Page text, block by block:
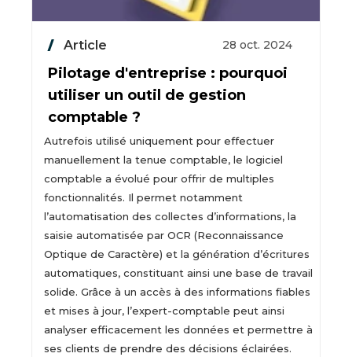
Article 28 oct. 2024
Pilotage d'entreprise : pourquoi
utiliser un outil de gestion
comptable ?
Autrefois utilisé uniquement pour effectuer
manuellement la tenue comptable, le logiciel
comptable a évolué pour offrir de multiples
fonctionnalités. Il permet notamment
l’automatisation des collectes d’informations, la
saisie automatisée par OCR (Reconnaissance
Optique de Caractère) et la génération d’écritures
automatiques, constituant ainsi une base de travail
solide. Grâce à un accès à des informations fiables
et mises à jour, l’expert-comptable peut ainsi
analyser efficacement les données et permettre à
ses clients de prendre des décisions éclairées.